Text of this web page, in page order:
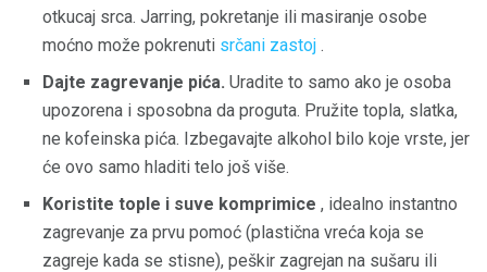
otkucaj srca. Jarring, pokretanje ili masiranje osobe
moćno može pokrenuti srčani zastoj .
Dajte zagrevanje pića. Uradite to samo ako je osoba
upozorena i sposobna da proguta. Pružite topla, slatka,
ne kofeinska pića. Izbegavajte alkohol bilo koje vrste, jer
će ovo samo hladiti telo još više.
Koristite tople i suve komprimice , idealno instantno
zagrevanje za prvu pomoć (plastična vreća koja se
zagreje kada se stisne), peškir zagrejan na sušaru ili